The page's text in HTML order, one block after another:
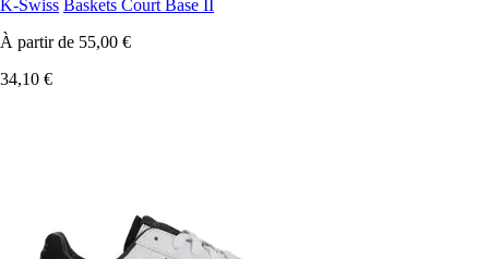
K-Swiss Baskets Court Base II
À partir de 55,00 €
34,10 €